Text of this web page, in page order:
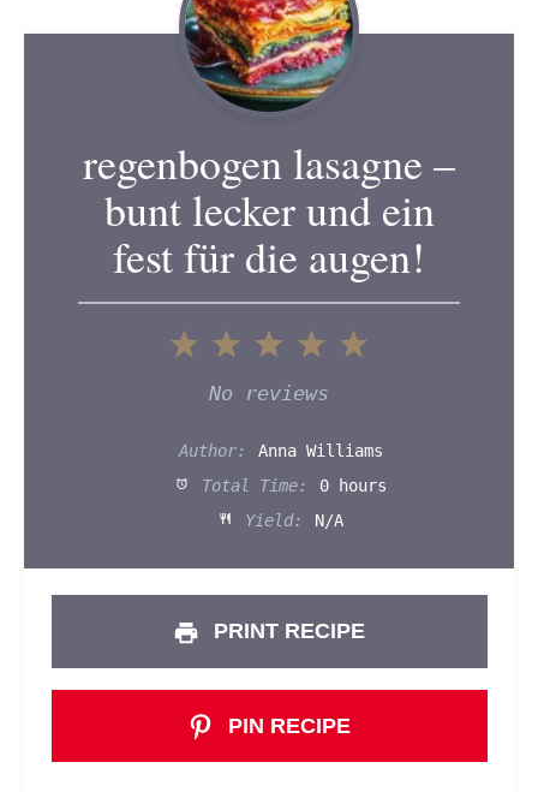
regenbogen lasagne –
bunt lecker und ein
fest für die augen!
5
4
Stars
3
Stars
2
Stars
1
Star
No reviews
Author:
Anna Williams
Total Time:
0 hours
Yield:
N/A
PRINT RECIPE
PIN RECIPE